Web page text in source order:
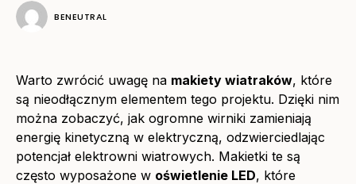
BENEUTRAL
Warto zwrócić uwagę na makiety wiatraków, które
są nieodłącznym elementem tego projektu. Dzięki nim
można zobaczyć, jak ogromne wirniki zamieniają
energię kinetyczną w elektryczną, odzwierciedlając
potencjał elektrowni wiatrowych. Makietki te są
często wyposażone w oświetlenie LED, które